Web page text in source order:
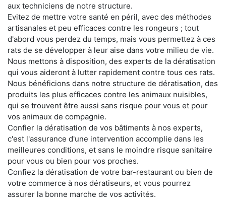
aux techniciens de notre structure.
Evitez de mettre votre santé en péril, avec des méthodes
artisanales et peu efficaces contre les rongeurs ; tout
d'abord vous perdez du temps, mais vous permettez à ces
rats de se développer à leur aise dans votre milieu de vie.
Nous mettons à disposition, des experts de la dératisation
qui vous aideront à lutter rapidement contre tous ces rats.
Nous bénéficions dans notre structure de dératisation, des
produits les plus efficaces contre les animaux nuisibles,
qui se trouvent être aussi sans risque pour vous et pour
vos animaux de compagnie.
Confier la dératisation de vos bâtiments à nos experts,
c'est l'assurance d'une intervention accomplie dans les
meilleures conditions, et sans le moindre risque sanitaire
pour vous ou bien pour vos proches.
Confiez la dératisation de votre bar-restaurant ou bien de
votre commerce à nos dératiseurs, et vous pourrez
assurer la bonne marche de vos activités.